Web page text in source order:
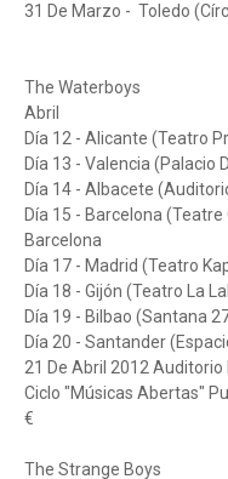
31 De Marzo - Toledo
The Waterboys
Abril
Día 12 - Alicante (Teatro
Día 13 - Valencia (Palacio
Día 14 - Albacete
Día 15 - Barcelona
Barcelona
Día 17 - Madrid (Teatro
Día 18 - Gijón (Teatro La
Día 19 - Bilbao (Santana
Día 20 - Santander
21 De Abril 2012 Auditorio
Ciclo "Músicas Abertas"
€
The Strange Boys